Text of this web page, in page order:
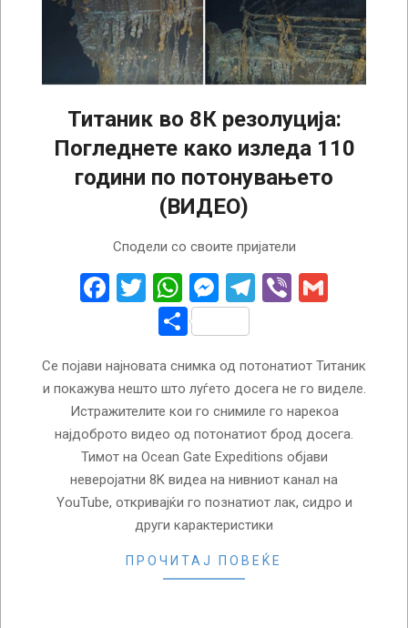
Титаник во 8К резолуција:
Погледнете како изледа 110
години по потонувањето
(ВИДЕО)
Сподели со своите пријатели
Facebook
Twitter
WhatsApp
Messenger
Telegram
Viber
Share
Се појави најновата снимка од потонатиот Титаник
и покажува нешто што луѓето досега не го виделе.
Истражителите кои го снимиле го нарекоа
најдоброто видео од потонатиот брод досега.
Тимот на Ocean Gate Expeditions објави
неверојатни 8K видеа на нивниот канал на
YouTube, откривајќи го познатиот лак, сидро и
други карактеристики
ПРОЧИТАЈ ПОВЕЌЕ